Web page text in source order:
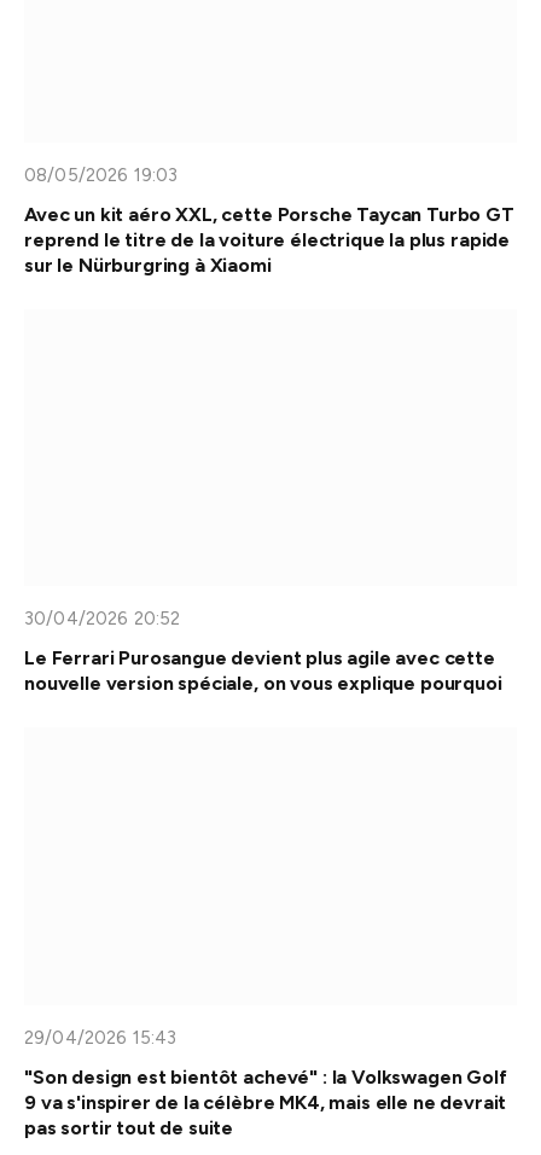
08/05/2026 19:03
Avec un kit aéro XXL, cette Porsche Taycan Turbo GT
reprend le titre de la voiture électrique la plus rapide
sur le Nürburgring à Xiaomi
30/04/2026 20:52
Le Ferrari Purosangue devient plus agile avec cette
nouvelle version spéciale, on vous explique pourquoi
29/04/2026 15:43
"Son design est bientôt achevé" : la Volkswagen Golf
9 va s'inspirer de la célèbre MK4, mais elle ne devrait
pas sortir tout de suite